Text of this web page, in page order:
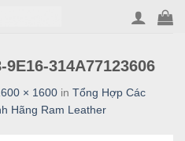
9E16-314A77123606
× 1600 in Tổng Hợp Các
Hãng Ram Leather